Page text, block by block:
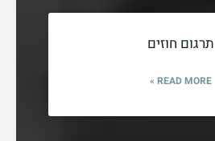
תרגום חוזים
READ MORE »